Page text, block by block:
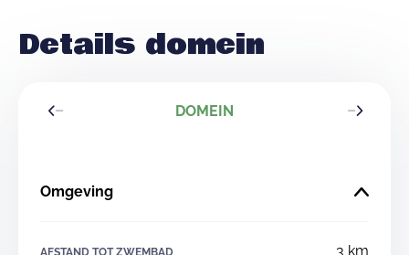
Details domein
DOMEIN
Omgeving
AFSTAND TOT ZWEMBAD 3 km